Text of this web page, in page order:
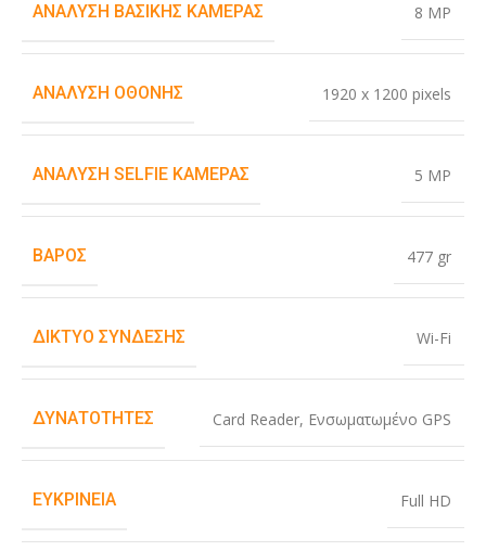
ΑΝΆΛΥΣΗ ΒΑΣΙΚΉΣ ΚΆΜΕΡΑΣ 8 MP
ΑΝΆΛΥΣΗ ΟΘΌΝΗΣ 1920 x 1200 pixels
ΑΝΆΛΥΣΗ SELFIE ΚΆΜΕΡΑΣ 5 MP
ΒΆΡΟΣ 477 gr
ΔΊΚΤΥΟ ΣΎΝΔΕΣΗΣ Wi-Fi
ΔΥΝΑΤΌΤΗΤΕΣ Card Reader, Ενσωματωμένο GPS
ΕΥΚΡΊΝΕΙΑ Full HD